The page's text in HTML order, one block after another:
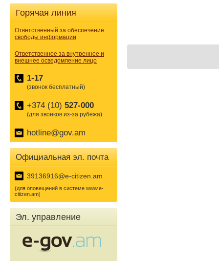
Горячая линия
Ответственный за обеспечение
свободы информации
Ответственное за внутреннее и
внешнее осведомление лицо
1-17
(звонок бесплатный)
+374 (10) 527-000
(для звонков из-за рубежа)
hotline@gov.am
Официальная эл. почта
39136916@e-citizen.am
(для оповещений в системе www.e-
citizen.am)
Эл. управление